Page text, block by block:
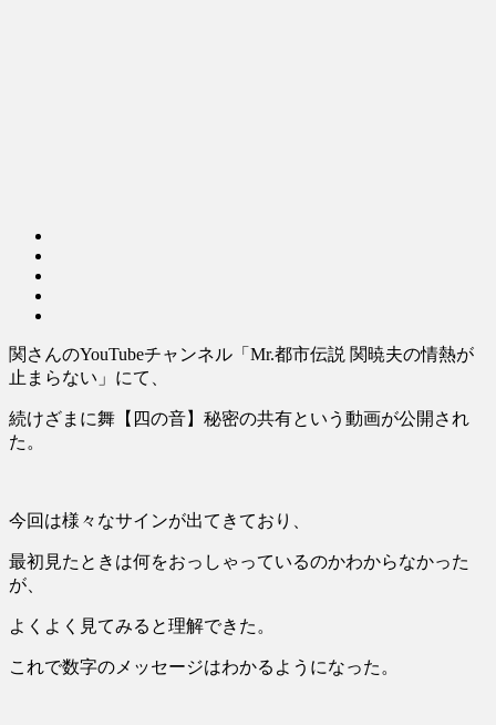
関さんのYouTubeチャンネル「Mr.都市伝説 関暁夫の情熱が
止まらない」にて、
続けざまに舞【四の音】秘密の共有という動画が公開され
た。
今回は様々なサインが出てきており、
最初見たときは何をおっしゃっているのかわからなかった
が、
よくよく見てみると理解できた。
これで数字のメッセージはわかるようになった。